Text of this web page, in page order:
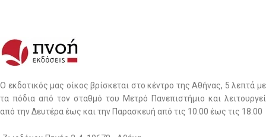
Ο εκδοτικός μας οίκος βρίσκεται στο κέντρο της Αθήνας, 5 λεπτά με
τα πόδια από τον σταθμό του Μετρό Πανεπιστήμιο και λειτουργεί
από την Δευτέρα έως και την Παρασκευή από τις 10:00 έως τις 18:00